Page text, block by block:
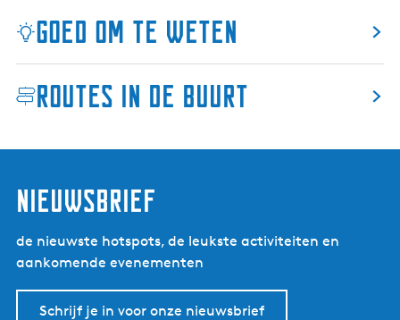
e
m
d
m
Goed om te weten
Routes in de buurt
nieuwsbrief
de nieuwste hotspots, de leukste activiteiten en
aankomende evenementen
Schrijf je in voor onze nieuwsbrief